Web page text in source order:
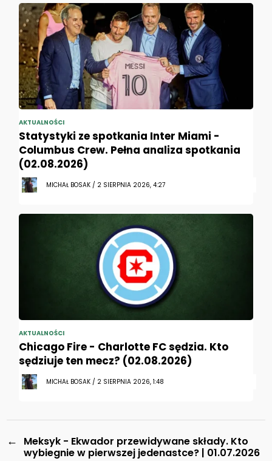
AKTUALNOŚCI
Statystyki ze spotkania Inter Miami -
Columbus Crew. Pełna analiza spotkania
(02.08.2026)
MICHAŁ BOSAK / 2 SIERPNIA 2026, 4:27
AKTUALNOŚCI
Chicago Fire - Charlotte FC sędzia. Kto
sędziuje ten mecz? (02.08.2026)
MICHAŁ BOSAK / 2 SIERPNIA 2026, 1:48
←
Meksyk - Ekwador przewidywane składy. Kto
wybiegnie w pierwszej jedenastce? | 01.07.2026